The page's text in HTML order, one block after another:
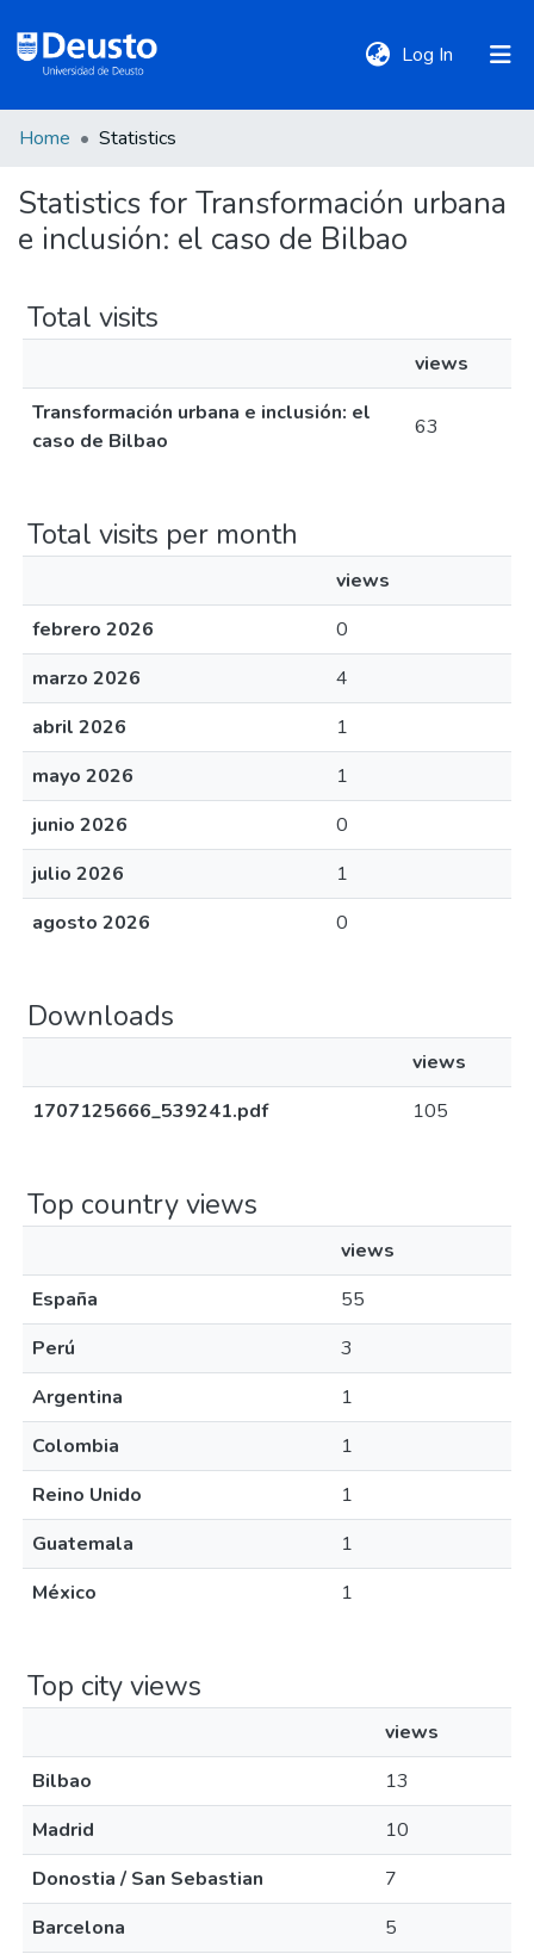
Log In (current)
Communities
Policies
Home Statistics
Statistics for Transformación urbana
e inclusión: el caso de Bilbao
Total visits
views
Transformación urbana e inclusión: el
caso de Bilbao
63
Total visits per month
views
febrero 2026
0
marzo 2026
4
abril 2026
1
mayo 2026
1
junio 2026
0
julio 2026
1
agosto 2026
0
Downloads
views
1707125666_539241.pdf
105
Top country views
views
España
55
Perú
3
Argentina
1
Colombia
1
Reino Unido
1
Guatemala
1
México
1
Top city views
views
Bilbao
13
Madrid
10
Donostia / San Sebastian
7
Barcelona
5